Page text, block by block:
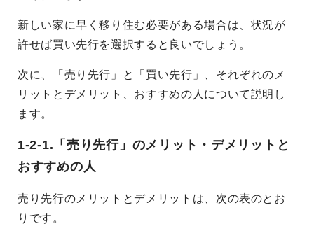
新しい家に早く移り住む必要がある場合は、状況が
許せば買い先行を選択すると良いでしょう。
次に、「売り先行」と「買い先行」、それぞれのメ
リットとデメリット、おすすめの人について説明し
ます。
1-2-1.「売り先行」のメリット・デメリットと
おすすめの人
売り先行のメリットとデメリットは、次の表のとお
りです。